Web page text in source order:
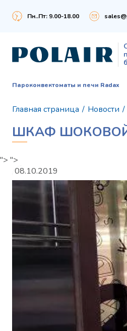
Пн..Пт: 9.00-18.00
Пароконвектоматы и печи Radax
Главная страница / Новости /
ШКАФ ШОКОВОЙ
"> ">
08.10.2019